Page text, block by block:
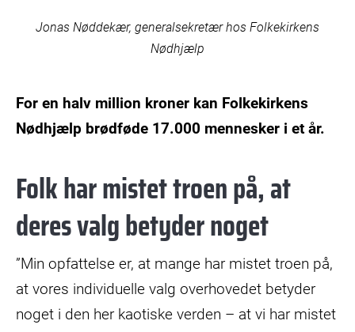
Jonas Nøddekær, generalsekretær hos Folkekirkens
Nødhjælp
For en halv million kroner kan Folkekirkens
Nødhjælp brødføde 17.000 mennesker i et år.
Folk har mistet troen på, at
deres valg betyder noget
”Min opfattelse er, at mange har mistet troen på,
at vores individuelle valg overhovedet betyder
noget i den her kaotiske verden – at vi har mistet